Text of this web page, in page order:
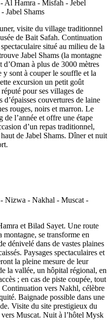
visite du village traditionnel
de Bait Safah. Continuation
situé au milieu de la
Jabel Shams (la montagne
à plus de 3000 mètres
y sont à couper le souffle et la
excursion un petit goût
pour ses villages de
d’épaisses couvertures de laine
rouges, noirs et marron. Le
l’année et offre une étape
d’un repas traditionnel,
de Jabel Shams. Dîner et nuit
et Bilad Sayet. Une route
se transforme en
dénivelé dans de vastes plaines
Paysages spectaculaires et
la pleine mesure de leur
la vallée, un hôpital régional, en
; en cas de piste coupée, tout
vers Nakhl, célèbre
Baignade possible dans une
Visite du site prestigieux du
Muscat. Nuit à l’hôtel Mysk